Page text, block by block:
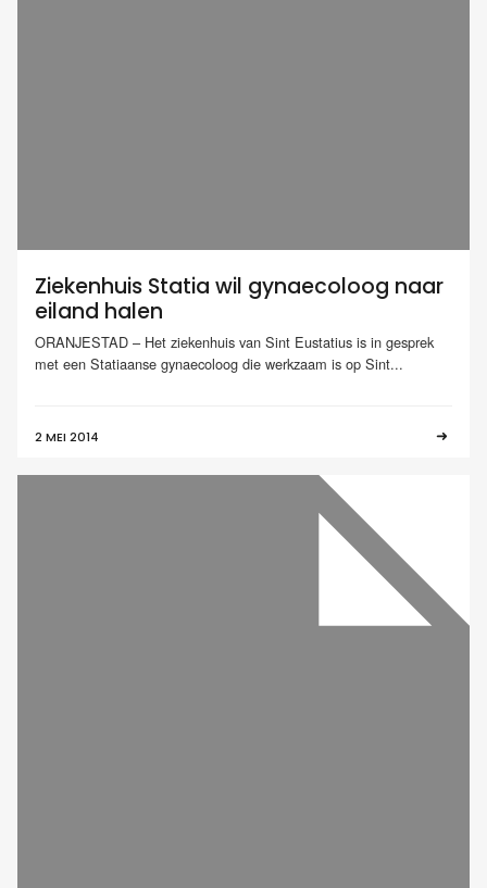
Ziekenhuis Statia wil gynaecoloog naar
eiland halen
ORANJESTAD – Het ziekenhuis van Sint Eustatius is in gesprek
met een Statiaanse gynaecoloog die werkzaam is op Sint...
2 MEI 2014